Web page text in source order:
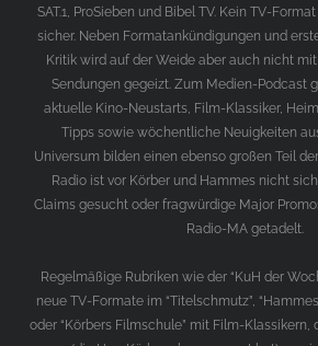
SAT.1, ProSieben und Bibel TV. Kein TV-
sicher. Neben Formatankündigungen und
Kritik wird auf der Weide aber auch nicht
Sendungen gegeizt. Zum Medien-Podcast
aktuelle Kino-Neustarts, Film-Klassiker,
Tipps sowie wöchentliche Neuigkeiten
Universum bilden einen ebenso großen Teil
Radio ist vor Körber und Hammes nicht
Claims gesucht oder fragwürdige Major
Radio-MA getadelt.
Regelmäßige Rubriken wie der “KuH der
neue TV-Formate im “Titelschmutz”,
oder “Körbers Filmschule” mit Film-Klassikern,